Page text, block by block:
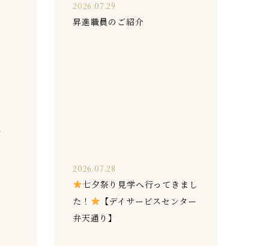
2026.07.29
昇進職員のご紹介
2026.07.28
七夕祭り見学へ行ってきまし
た！
【デイサービスセンター
弁天通り】